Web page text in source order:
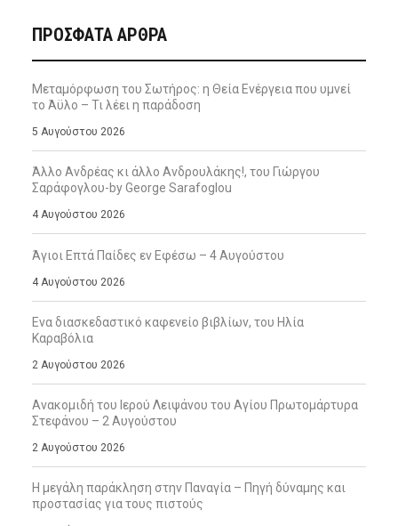
ΠΡΌΣΦΑΤΑ ΆΡΘΡΑ
Μεταμόρφωση του Σωτήρος: η Θεία Ενέργεια που υμνεί
το Άϋλο – Τι λέει η παράδοση
5 Αυγούστου 2026
Άλλο Ανδρέας κι άλλο Ανδρουλάκης!, του Γιώργου
Σαράφογλου-by George Sarafoglou
4 Αυγούστου 2026
Άγιοι Επτά Παίδες εν Εφέσω – 4 Αυγούστου
4 Αυγούστου 2026
Ενα διασκεδαστικό καφενείο βιβλίων, του Ηλία
Καραβόλια
2 Αυγούστου 2026
Ανακομιδή του Ιερού Λειψάνου του Αγίου Πρωτομάρτυρα
Στεφάνου – 2 Αυγούστου
2 Αυγούστου 2026
Η μεγάλη παράκληση στην Παναγία – Πηγή δύναμης και
προστασίας για τους πιστούς